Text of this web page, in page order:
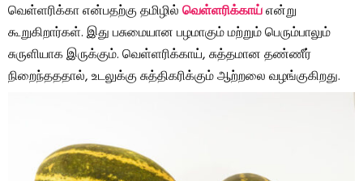
வெள்ளரிக்கா என்பதற்கு தமிழில்வெள்ளரிக்காய்என்று
கூறுகிறார்கள். இது பசுமையான பழமாகும் மற்றும் பெரும்பாலும்
சுருளியாக இருக்கும். வெள்ளரிக்காய், சுத்தமான தண்ணீர்
நிறைந்தததால், உடலுக்கு சுத்திகரிக்கும் ஆற்றலை வழங்குகிறது.